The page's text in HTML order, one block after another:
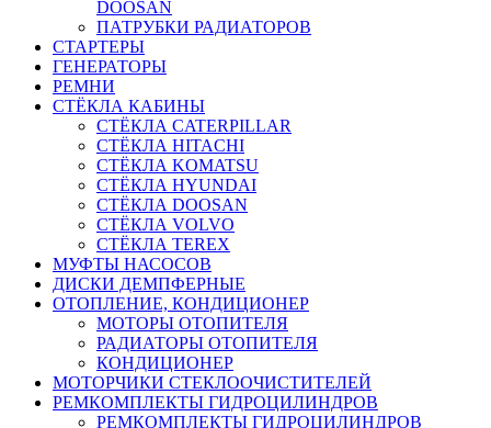
DOOSAN
ПАТРУБКИ РАДИАТОРОВ
СТАРТЕРЫ
ГЕНЕРАТОРЫ
РЕМНИ
СТЁКЛА КАБИНЫ
СТЁКЛА CATERPILLAR
СТЁКЛА HITACHI
СТЁКЛА KOMATSU
СТЁКЛА HYUNDAI
СТЁКЛА DOOSAN
СТЁКЛА VOLVO
СТЁКЛА TEREX
МУФТЫ НАСОСОВ
ДИСКИ ДЕМПФЕРНЫЕ
ОТОПЛЕНИЕ, КОНДИЦИОНЕР
МОТОРЫ ОТОПИТЕЛЯ
РАДИАТОРЫ ОТОПИТЕЛЯ
КОНДИЦИОНЕР
МОТОРЧИКИ СТЕКЛООЧИСТИТЕЛЕЙ
РЕМКОМПЛЕКТЫ ГИДРОЦИЛИНДРОВ
РЕМКОМПЛЕКТЫ ГИДРОЦИЛИНДРОВ